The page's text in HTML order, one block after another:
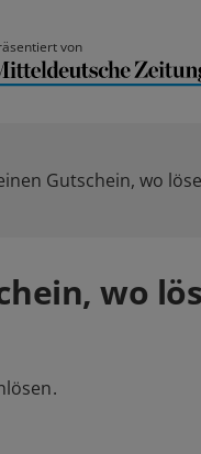
von
Gutschein, wo
wo